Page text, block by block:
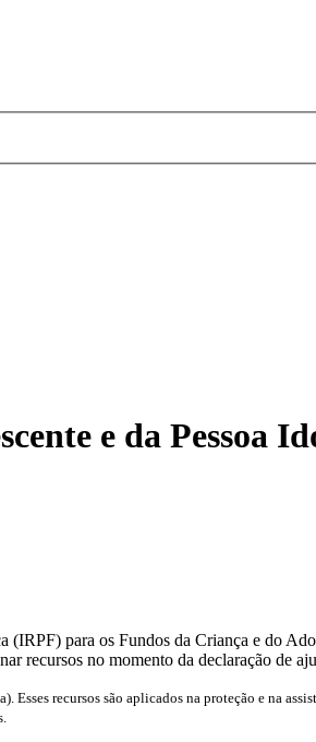
e da Pessoa
para os Fundos da Criança e do
recursos no momento da declaração de
recursos são aplicados na proteção e na